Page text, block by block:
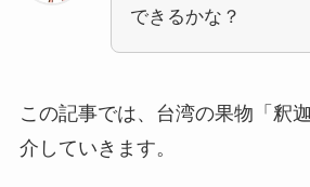
できるかな？
この記事では、台湾の果物「釈
介していきます。